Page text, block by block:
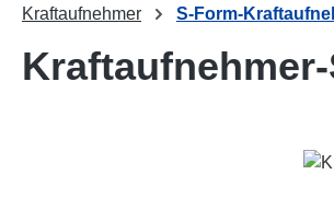
Kraftaufnehmer S-Form-